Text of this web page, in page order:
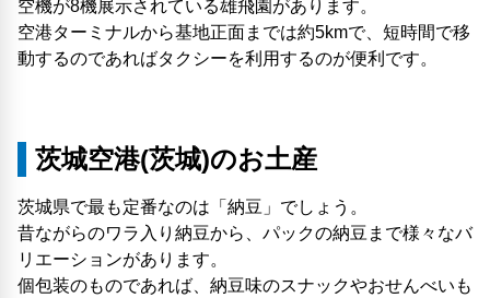
空機が8機展示されている雄飛園があります。
空港ターミナルから基地正面までは約5kmで、短時間で移
動するのであればタクシーを利用するのが便利です。
茨城空港(茨城)のお土産
茨城県で最も定番なのは「納豆」でしょう。
昔ながらのワラ入り納豆から、パックの納豆まで様々なバ
リエーションがあります。
個包装のものであれば、納豆味のスナックやおせんべいも